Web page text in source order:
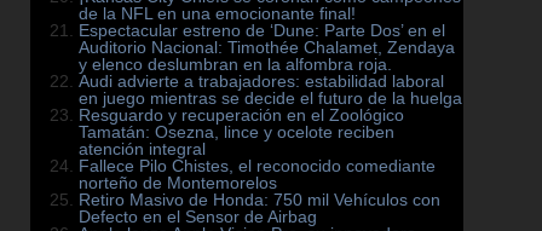
de la NFL en una emocionante final!
Espectacular estreno de ‘Dune: Parte Dos’ en el
Auditorio Nacional: Timothée Chalamet, Zendaya
y elenco deslumbran en la alfombra roja.
Audi advierte a trabajadores: estabilidad laboral
en juego mientras se decide el futuro de la huelga
Resguardo y recuperación en el Zoológico
Tamatán: Osezna, lince y ocelote reciben
atención integral
Fallece Pilo Chistes, el reconocido comediante
norteño de Montemorelos
Retiro Masivo de Honda: 750 mil Vehículos con
Defecto en el Sensor de Airbag